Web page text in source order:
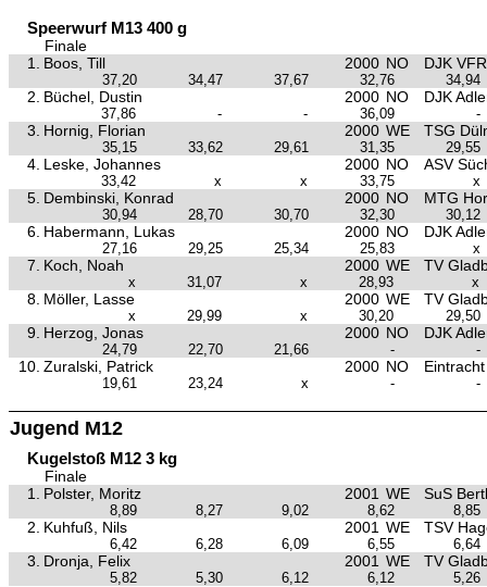
Speerwurf M13 400 g
Finale
1.
Boos, Till 2000 NO DJK
37,20 34,47 37,67 32,76 34,94
2. Büchel, Dustin 2000 NO DJK
37,86 - - 36,09 -
3. Hornig, Florian 2000 WE TSG
35,15 33,62 29,61 31,35 29,55
4. Leske, Johannes 2000 NO ASV
33,42 x x 33,75 x
5. Dembinski, Konrad 2000 NO MTG
30,94 28,70 30,70 32,30 30,12
6. Habermann, Lukas 2000 NO DJK
27,16 29,25 25,34 25,83 x
7. Koch, Noah 2000 WE TV
x 31,07 x 28,93 x
8. Möller, Lasse 2000 WE TV
x 29,99 x 30,20 29,50
9. Herzog, Jonas 2000 NO DJK
24,79 22,70 21,66 - -
10. Zuralski, Patrick 2000 NO
19,61 23,24 x - -
Jugend M12
Kugelstoß M12 3 kg
Finale
1.
Polster, Moritz 2001 WE SuS
8,89 8,27 9,02 8,62 8,85
2. Kuhfuß, Nils 2001 WE TSV
6,42 6,28 6,09 6,55 6,64
3. Dronja, Felix 2001 WE TV
5,82 5,30 6,12 6,12 5,26